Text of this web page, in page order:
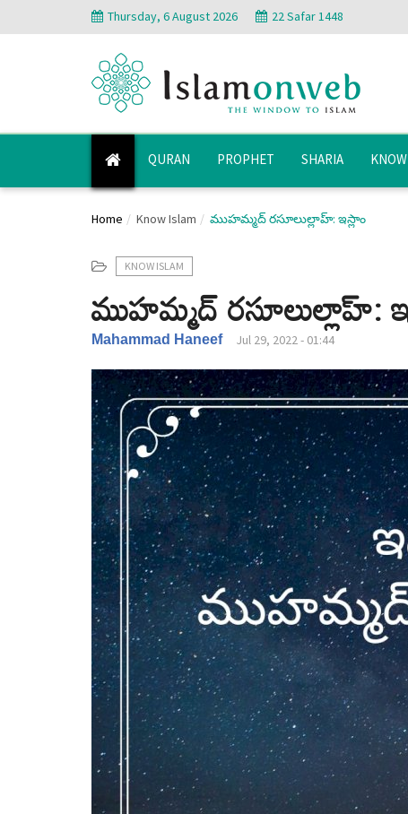
Thursday, 6 August 2026 22 Safar 1448
QURAN PROPHET SHARIA
Home Know Islam ముహమ్మద్ రసూలుల్లాహ్: ఇస్లాం
KNOW ISLAM
ముహమ్మద్ రసూలుల్లాహ్:
Mahammad Haneef Jul 29, 2022 - 01:44